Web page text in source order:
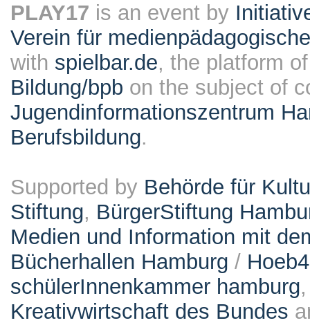
PLAY17 is an event by
Verein für
with spielbar.de, the platform
Bildung/bpb on the subject of
Jugendinformationszentrum
Berufsbildung.
Supported by Behörde für
Stiftung, BürgerStiftung
Medien und Information mit
Bücherhallen Hamburg /
schülerInnenkammer hamburg
Kreativwirtschaft des Bundes